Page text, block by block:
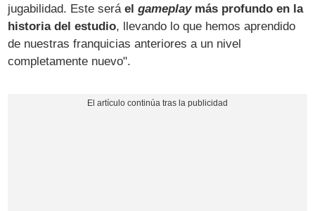
jugabilidad. Este seráelgameplaymás profundo en la
historia del estudio, llevando lo que hemos aprendido
de nuestras franquicias anteriores a un nivel
completamente nuevo".